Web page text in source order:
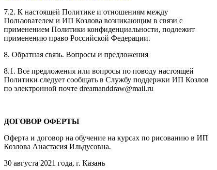
7.2. К настоящей Политике и отношениям между
Пользователем и ИП Козлова возникающим в связи с
применением Политики конфиденциальности, подлежит
применению право Российской Федерации.
8. Обратная связь. Вопросы и предложения
8.1. Все предложения или вопросы по поводу настоящей
Политики следует сообщать в Службу поддержки ИП Козлов
по электронной почте dreamanddraw@mail.ru
ДОГОВОР ОФЕРТЫ
Оферта и договор на обучение на курсах по рисованию в ИП
Козлова Анастасия Ильдусовна.
30 августа 2021 года, г. Казань